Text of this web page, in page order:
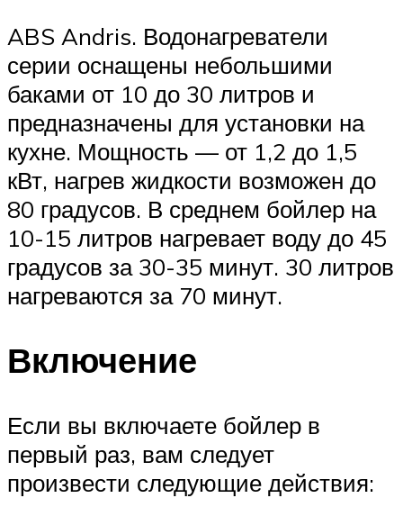
ABS Andris. Водонагреватели
серии оснащены небольшими
баками от 10 до 30 литров и
предназначены для установки на
кухне. Мощность — от 1,2 до 1,5
кВт, нагрев жидкости возможен до
80 градусов. В среднем бойлер на
10-15 литров нагревает воду до 45
градусов за 30-35 минут. 30 литров
нагреваются за 70 минут.
Включение
Если вы включаете бойлер в
первый раз, вам следует
произвести следующие действия: